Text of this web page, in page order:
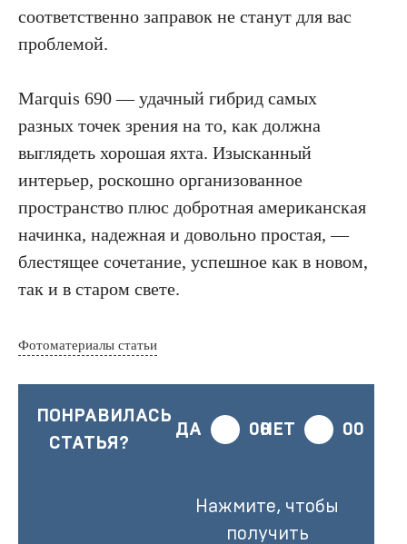
соответственно заправок не станут для вас
проблемой.
Marquis 690 — удачный гибрид самых
разных точек зрения на то, как должна
выглядеть хорошая яхта. Изысканный
интерьер, роскошно организованное
пространство плюс добротная американская
начинка, надежная и довольно простая, —
блестящее сочетание, успешное как в новом,
так и в старом свете.
Фотоматериалы статьи
ПОНРАВИЛАСЬ
СТАТЬЯ?
ДА 00НЕТ 00
Нажмите, чтобы
получить